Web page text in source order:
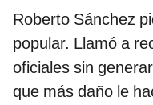
Roberto Sánchez
popular. Llamó a
oficiales sin
que más daño le